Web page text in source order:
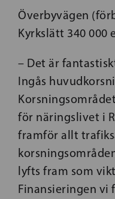
Överbyvägen
Kyrkslätt 340 000
– Det är
Ingås
för näringslivet i
framför allt
lyfts fram som
Finansieringen vi